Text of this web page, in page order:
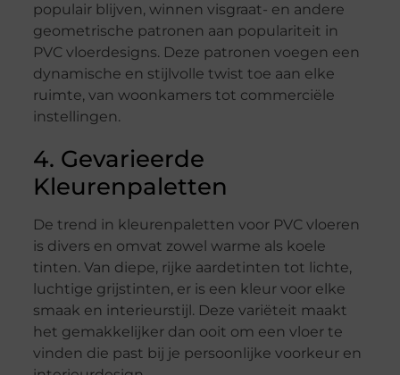
populair blijven, winnen visgraat- en andere
geometrische patronen aan populariteit in
PVC vloerdesigns. Deze patronen voegen een
dynamische en stijlvolle twist toe aan elke
ruimte, van woonkamers tot commerciële
instellingen.
4. Gevarieerde
Kleurenpaletten
De trend in kleurenpaletten voor PVC vloeren
is divers en omvat zowel warme als koele
tinten. Van diepe, rijke aardetinten tot lichte,
luchtige grijstinten, er is een kleur voor elke
smaak en interieurstijl. Deze variëteit maakt
het gemakkelijker dan ooit om een vloer te
vinden die past bij je persoonlijke voorkeur en